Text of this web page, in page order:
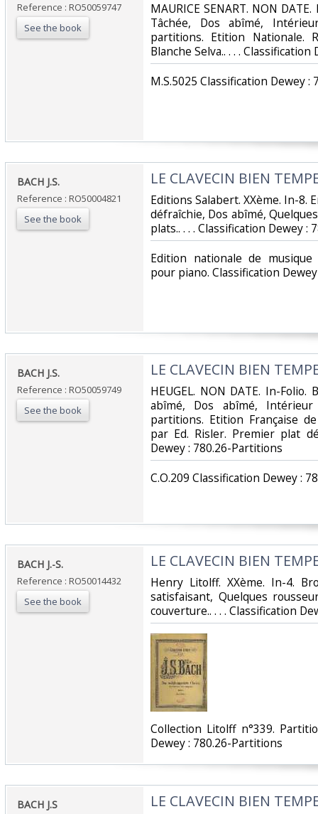
Reference : RO50059747
See the book
‎MAURICE SENART. NON
Tâchée, Dos abîmé,
partitions. Etition Nationale.
Blanche Selva.. . . .
‎M.S.5025 Classification Dewey
‎BACH J.S.‎
Reference : RO50004821
See the book
‎LE CLAVECIN BIEN
‎Editions Salabert. XXème. In-8.
défraîchie, Dos abîmé,
plats.. . . . Classification Dewey :
‎Edition nationale de musique
pour piano. Classification
‎BACH J.S.‎
Reference : RO50059749
See the book
‎LE CLAVECIN BIEN
‎HEUGEL. NON DATE. In-
abîmé, Dos abîmé,
partitions. Etition Française
par Ed. Risler. Premier plat
Dewey : 780.26-Partitions‎
‎C.O.209 Classification Dewey :
‎BACH J.-S.‎
Reference : RO50014432
See the book
‎LE CLAVECIN BIEN
‎Henry Litolff. XXème. In-4.
satisfaisant, Quelques
couverture.. . . . Classification
‎Collection Litolff n°339.
Dewey : 780.26-Partitions‎
‎BACH J.S‎ ‎LE CLAVECIN BIEN